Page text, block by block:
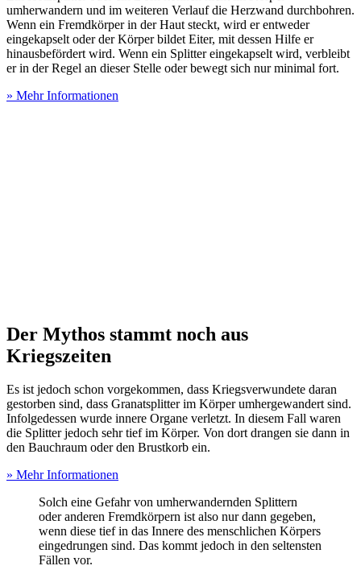
umherwandern und im weiteren Verlauf die Herzwand durchbohren.
Wenn ein Fremdkörper in der Haut steckt, wird er entweder
eingekapselt oder der Körper bildet Eiter, mit dessen Hilfe er
hinausbefördert wird. Wenn ein Splitter eingekapselt wird, verbleibt
er in der Regel an dieser Stelle oder bewegt sich nur minimal fort.
» Mehr Informationen
Der Mythos stammt noch aus
Kriegszeiten
Es ist jedoch schon vorgekommen, dass Kriegsverwundete daran
gestorben sind, dass Granatsplitter im Körper umhergewandert sind.
Infolgedessen wurde innere Organe verletzt. In diesem Fall waren
die Splitter jedoch sehr tief im Körper. Von dort drangen sie dann in
den Bauchraum oder den Brustkorb ein.
» Mehr Informationen
Solch eine Gefahr von umherwandernden Splittern
oder anderen Fremdkörpern ist also nur dann gegeben,
wenn diese tief in das Innere des menschlichen Körpers
eingedrungen sind. Das kommt jedoch in den seltensten
Fällen vor.